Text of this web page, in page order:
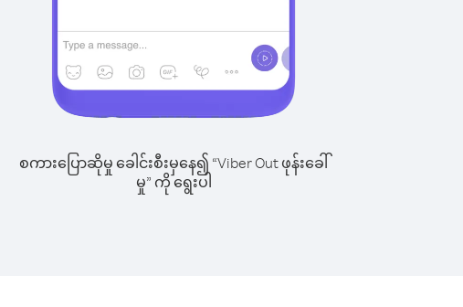
စကားပြောဆိုမှု ခေါင်းစီးမှနေ၍ “Viber Out ဖုန်းခေါ်
မှု” ကို ရွေးပါ